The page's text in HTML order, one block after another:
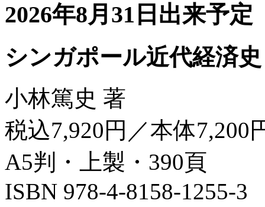
2026年8月31日出来予定
シンガポール近代経済史
小林篤史 著
税込7,920円／本体7,200
A5判・上製・390頁
ISBN 978-4-8158-1255-3